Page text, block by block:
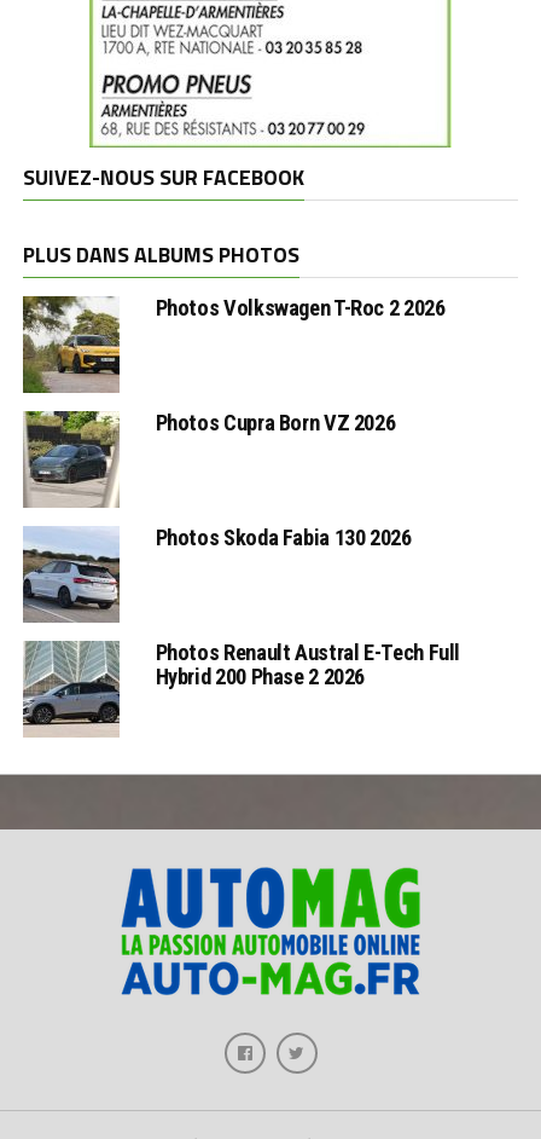
SUIVEZ-NOUS SUR FACEBOOK
PLUS DANS ALBUMS PHOTOS
Photos Volkswagen T-Roc 2 2026
Photos Cupra Born VZ 2026
Photos Skoda Fabia 130 2026
Photos Renault Austral E-Tech Full
Hybrid 200 Phase 2 2026